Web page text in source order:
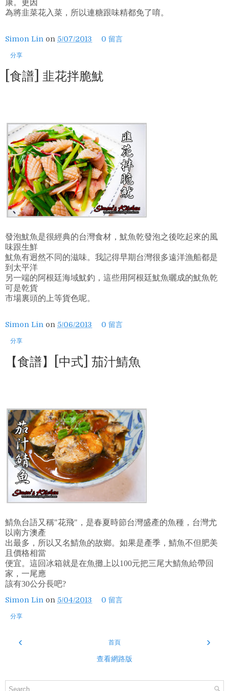
康。更因
為將韭菜花入菜，所以連糖跟味精都免了唷。
Simon Lin on 5/07/2013 0 留言
分享
[食譜] 韭花拌脆魷
發泡魷魚是很經典的台灣食材，魷魚乾發泡之後吃起來的風
味跟生鮮
魷魚有迥然不同的滋味。我記得早期台灣很多遠洋漁船都是
到太平洋
另一端的阿根廷海域魷釣，這些用阿根廷魷魚曬成的魷魚乾
可是乾貨
市場裏頭的上等貨色呢。
Simon Lin on 5/06/2013 0 留言
分享
【食譜】[中式] 茄汁鯖魚
鯖魚台語又稱"花飛"，是春夏時節台灣盛產的魚種，台灣尤
以南方澳產
出最多，所以又名鯖魚的故鄉。如果是產季，鯖魚不但肥美
且價格相當
便宜。這回冰箱就是在魚攤上以100元把三尾大鯖魚給帶回
家，一尾應
該有30公分長吧?
Simon Lin on 5/04/2013 0 留言
分享
‹ ›
首頁
查看網路版